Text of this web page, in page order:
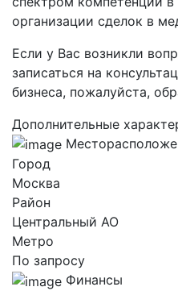
организации сделок в
Если у Вас возникли
записаться на
бизнеса, пожалуйста,
Дополнительные
Город
Москва
Район
Центральный AO
Метро
По запросу
Финансы